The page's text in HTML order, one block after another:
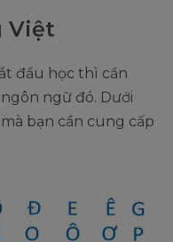
Việt
đầu học thì cần
ngữ đó. Dưới
bạn cần cung cấp